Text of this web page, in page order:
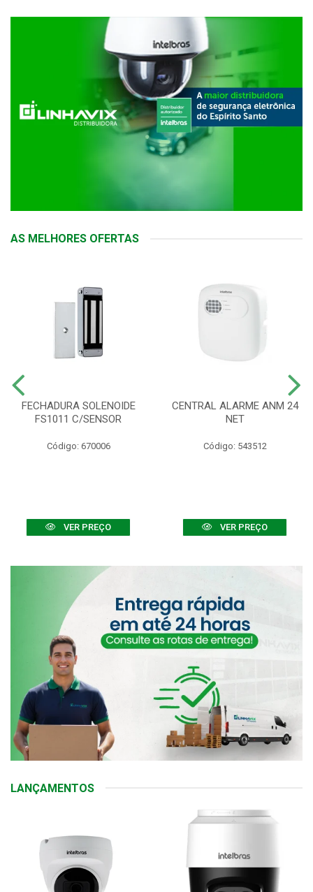
AS MELHORES OFERTAS
FECHADURA SOLENOIDE
FS1011 C/SENSOR
Código: 670006
VER PREÇO
CENTRAL ALARME ANM 24
NET
Código: 543512
VER PREÇO
LANÇAMENTOS